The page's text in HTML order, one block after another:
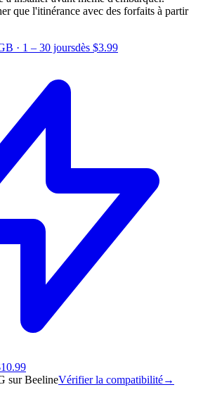
que l'itinérance avec des forfaits à partir
· 1 – 30 joursdès $3.99
sur BeelineVérifier la compatibilité→